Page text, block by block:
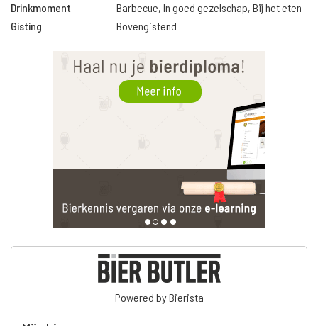
Drinkmoment
Barbecue, In goed gezelschap, Bij het eten
Gisting
Bovengistend
Powered by Bierista